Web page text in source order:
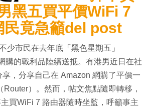
黑五買平價WiFi 7
民竟急籲del post
少市民在去年底「黑色星期五」
購的戰利品陸續送抵。有港男近日在社
，分享自己在 Amazon 網購了平價一
Router）。然而，帖文焦點隨即轉移，
買WiFi 7 路由器隨時坐監，呼籲事主